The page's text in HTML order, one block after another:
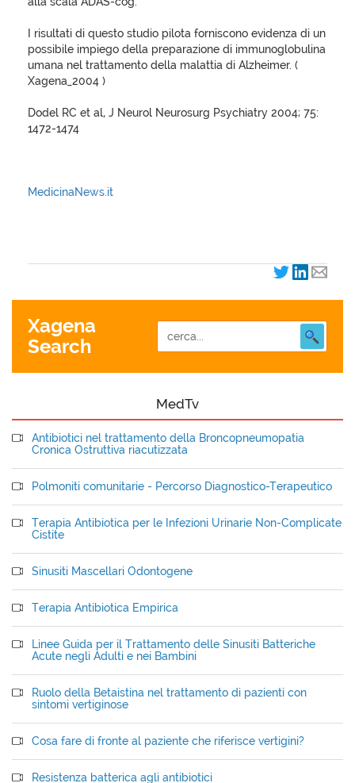
I risultati di questo studio pilota forniscono evidenza di un
possibile impiego della preparazione di immunoglobulina
umana nel trattamento della malattia di Alzheimer. (
Xagena_2004 )
Dodel RC et al, J Neurol Neurosurg Psychiatry 2004; 75:
1472-1474
MedicinaNews.it
Xagena
Search
MedTv
Antibiotici nel trattamento della Broncopneumopatia
Cronica Ostruttiva riacutizzata
Polmoniti comunitarie - Percorso Diagnostico-Terapeutico
Terapia Antibiotica per le Infezioni Urinarie Non-Complicate
Cistite
Sinusiti Mascellari Odontogene
Terapia Antibiotica Empirica
Linee Guida per il Trattamento delle Sinusiti Batteriche
Acute negli Adulti e nei Bambini
Ruolo della Betaistina nel trattamento di pazienti con
sintomi vertiginose
Cosa fare di fronte al paziente che riferisce vertigini?
Resistenza batterica agli antibiotici